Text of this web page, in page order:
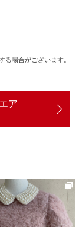
場合がございます。
ア